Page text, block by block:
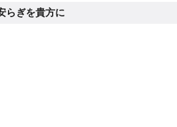
らぎを貴方に